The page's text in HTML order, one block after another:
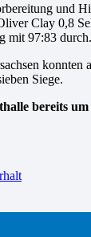
und
Clay 0,8
97:83
Siege.
bereits